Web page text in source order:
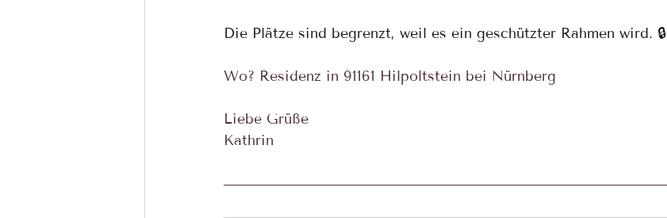
Die Plätze sind begrenzt, weil es ein geschützter Rahmen wird. 🔒
Wo? Residenz in 91161 Hilpoltstein bei Nürnberg
Liebe Grüße
Kathrin